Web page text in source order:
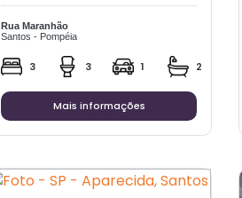
Rua Maranhão
Santos - Pompéia
3 3 1 2
Mais informações